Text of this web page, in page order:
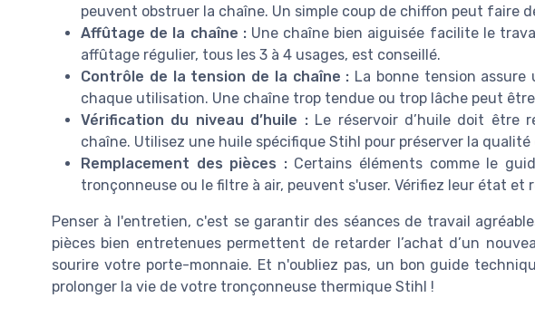
peuvent obstruer la chaîne. Un simple coup de chiffon peut faire
Affûtage de la chaîne :Une chaîne bien aiguisée facilite le
affûtage régulier, tous les 3 à 4 usages, est conseillé.
Contrôle de la tension de la chaîne : La bonne tension assure
chaque utilisation. Une chaîne trop tendue ou trop lâche peut
Vérification du niveau d’huile :Le réservoir d’huile doit être
chaîne. Utilisez une huile spécifique Stihl pour préserver la
Remplacement des pièces :Certains éléments comme le
tronçonneuse ou le filtre à air, peuvent s'user. Vérifiez leur état et
Penser à l'entretien, c'est se garantir des séances de travail
pièces bien entretenues permettent de retarder l’achat d’un
sourire votre porte-monnaie. Et n'oubliez pas, un bon guide
prolonger la vie de votre tronçonneuse thermique Stihl !